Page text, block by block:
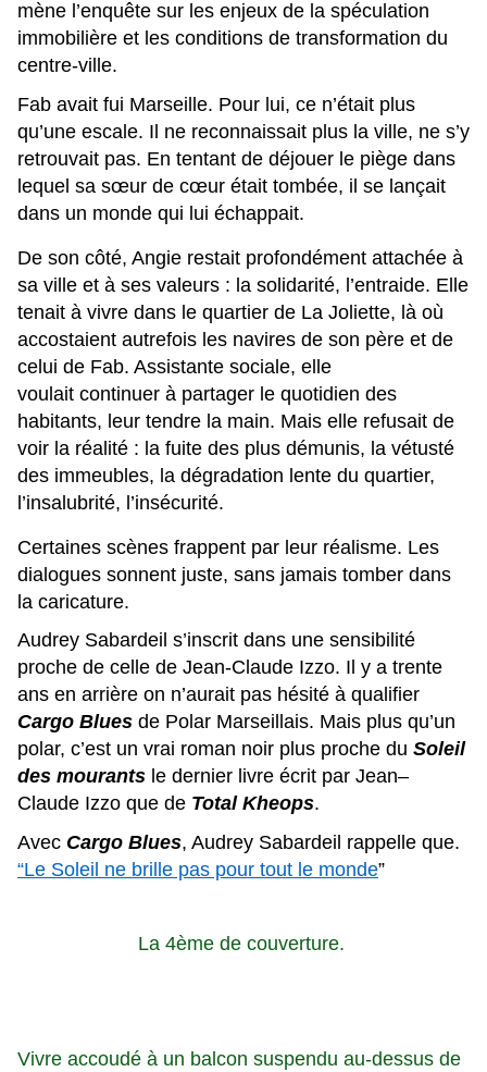
mène l’enquête sur les enjeux de la spéculation
immobilière et les conditions de transformation du
centre-ville.
Fab avait fui Marseille. Pour lui, ce n’était plus
qu’une escale. Il ne reconnaissait plus la ville, ne s’y
retrouvait pas. En tentant de déjouer le piège dans
lequel sa sœur de cœur était tombée, il se lançait
dans un monde qui lui échappait.
De son côté, Angie restait profondément attachée à
sa ville et à ses valeurs : la solidarité, l’entraide. Elle
tenait à vivre dans le quartier de La Joliette, là où
accostaient autrefois les navires de son père et de
celui de Fab. Assistante sociale, elle
voulait continuer à partager le quotidien des
habitants, leur tendre la main. Mais elle refusait de
voir la réalité : la fuite des plus démunis, la vétusté
des immeubles, la dégradation lente du quartier,
l’insalubrité, l’insécurité.
Certaines scènes frappent par leur réalisme. Les
dialogues sonnent juste, sans jamais tomber dans
la caricature.
Audrey Sabardeil s’inscrit dans une sensibilité
proche de celle de Jean-Claude Izzo. Il y a trente
ans en arrière on n’aurait pas hésité à qualifier
Cargo Blues de Polar Marseillais. Mais plus qu’un
polar, c’est un vrai roman noir plus proche du Soleil
des mourants le dernier livre écrit par Jean–
Claude Izzo que de Total Kheops.
Avec Cargo Blues, Audrey Sabardeil rappelle que.
“Le Soleil ne brille pas pour tout le monde”
La 4ème de couverture.
Vivre accoudé à un balcon suspendu au-dessus de